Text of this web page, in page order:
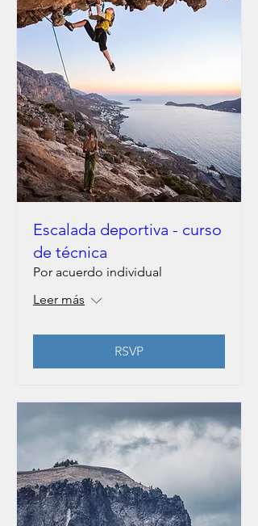
Escalada deportiva - curso
de técnica
Por acuerdo individual
Leer más
RSVP